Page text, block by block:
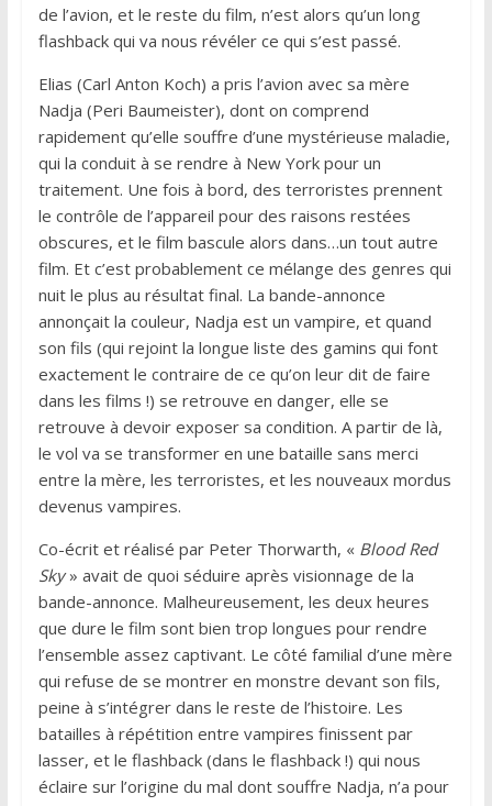
de l’avion, et le reste du film, n’est alors qu’un long
flashback qui va nous révéler ce qui s’est passé.
Elias (Carl Anton Koch) a pris l’avion avec sa mère
Nadja (Peri Baumeister), dont on comprend
rapidement qu’elle souffre d’une mystérieuse maladie,
qui la conduit à se rendre à New York pour un
traitement. Une fois à bord, des terroristes prennent
le contrôle de l’appareil pour des raisons restées
obscures, et le film bascule alors dans…un tout autre
film. Et c’est probablement ce mélange des genres qui
nuit le plus au résultat final. La bande-annonce
annonçait la couleur, Nadja est un vampire, et quand
son fils (qui rejoint la longue liste des gamins qui font
exactement le contraire de ce qu’on leur dit de faire
dans les films !) se retrouve en danger, elle se
retrouve à devoir exposer sa condition. A partir de là,
le vol va se transformer en une bataille sans merci
entre la mère, les terroristes, et les nouveaux mordus
devenus vampires.
Co-écrit et réalisé par Peter Thorwarth, « Blood Red
Sky» avait de quoi séduire après visionnage de la
bande-annonce. Malheureusement, les deux heures
que dure le film sont bien trop longues pour rendre
l’ensemble assez captivant. Le côté familial d’une mère
qui refuse de se montrer en monstre devant son fils,
peine à s’intégrer dans le reste de l’histoire. Les
batailles à répétition entre vampires finissent par
lasser, et le flashback (dans le flashback !) qui nous
éclaire sur l’origine du mal dont souffre Nadja, n’a pour